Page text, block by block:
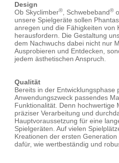
Design
Ob Skyclimber® , Schwebeband®
unsere Spielgeräte sollen
anregen und die Fähigkeiten von
herausfordern. Die Gestaltung
dem Nachwuchs dabei nicht nur
Ausprobieren und Entdecken,
jedem ästhetischen Anspruch.
Qualität
Bereits in der Entwicklungsphase
Anwendungszweck passendes
Funktionalität. Denn hochwertige
präziser Verarbeitung und
Hauptvoraussetzung für eine
Spielgeräten. Auf vielen
Kreationen der ersten
dafür, wie wertbeständig und